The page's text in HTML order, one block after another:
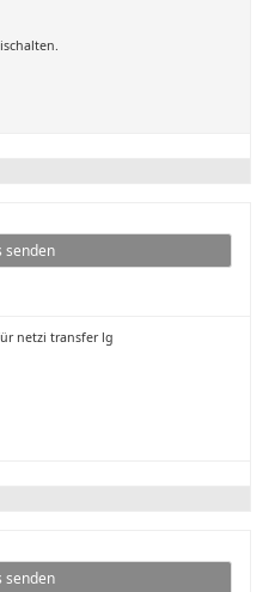
senden
netzi transfer lg
senden